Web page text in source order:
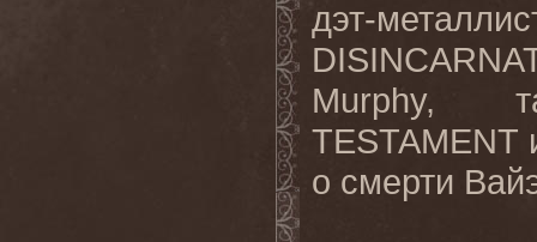
дэт-
Murphy,
TESTAMENT
о смерти